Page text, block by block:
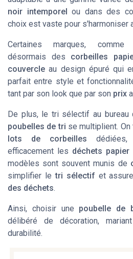
noir intemporel
ou dans des
choix est vaste pour s'harmoniser
Certaines marques, comme
désormais des corbeilles
couvercle au design épuré qui
parfait entre style et
tant par son look que par son prix
De plus, le tri sélectif au bureau
poubelles de tri se multiplient.
lots de corbeilles dédiées,
efficacement les déchets papier
modèles sont souvent munis de
simplifier letri sélectif et
des déchets.
Ainsi, choisir une poubelle de
délibéré de décoration,
durabilité.